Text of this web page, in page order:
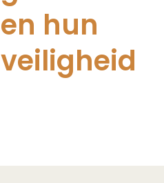
en hun
veiligheid